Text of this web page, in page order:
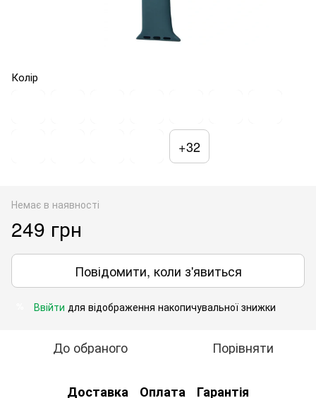
Колір
+32
Немає в наявності
249 грн
Повідомити, коли з'явиться
Ввійти для відображення накопичувальної знижки
До обраного Порівняти
Доставка Оплата Гарантія